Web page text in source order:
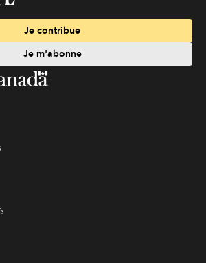
Je contribue
Je m'abonne